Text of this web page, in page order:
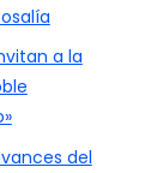
a la
del